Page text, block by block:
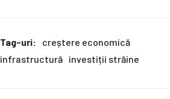
Tag-uri:
creștere economică
infrastructură investiții străine